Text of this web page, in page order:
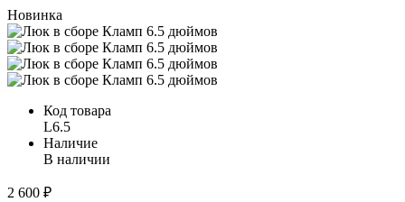
Новинка
Код товара
L6.5
Наличие
В наличии
2 600 ₽